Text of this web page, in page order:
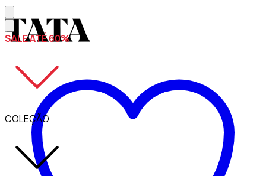
SALE ATÉ 60%
COLEÇÃO